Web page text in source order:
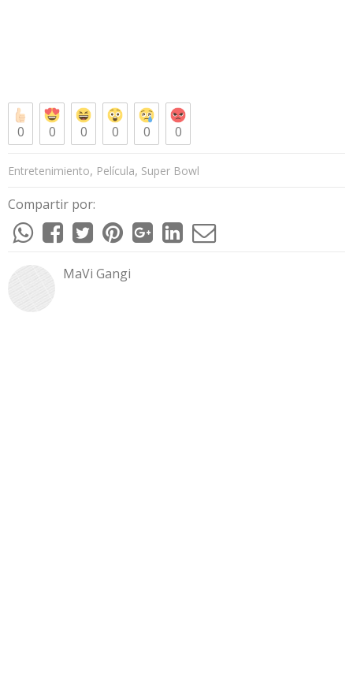
0 0 0 0 0 0
Entretenimiento, Película, Super Bowl
Compartir por:
MaVi Gangi